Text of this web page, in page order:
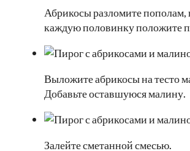
Абрикосы разломите пополам,
каждую половинку положите
Выложите абрикосы на тесто
Добавьте оставшуюся малину.
Залейте сметанной смесью.